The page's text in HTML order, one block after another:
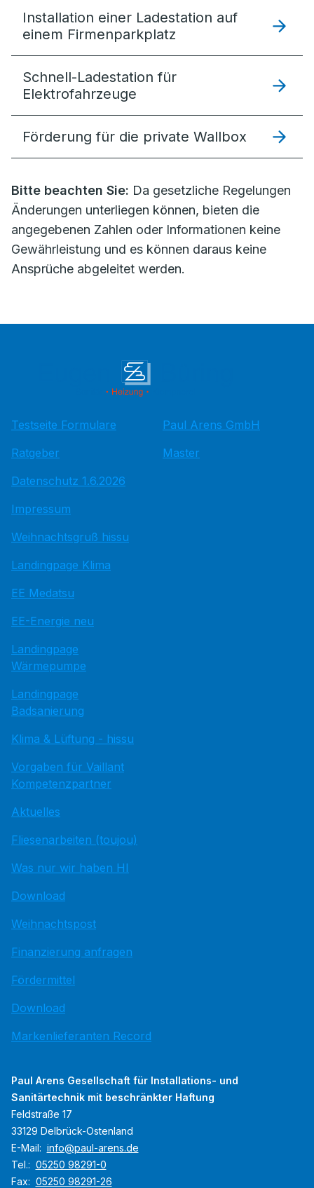
Installation einer Ladestation auf
einem Firmenparkplatz
Schnell-Ladestation für
Elektrofahrzeuge
Förderung für die private Wallbox
Bitte beachten Sie: Da gesetzliche Regelungen
Änderungen unterliegen können, bieten die
angegebenen Zahlen oder Informationen keine
Gewährleistung und es können daraus keine
Ansprüche abgeleitet werden.
Testseite Formulare
Ratgeber
Datenschutz 1.6.2026
Impressum
Weihnachtsgruß hissu
Landingpage Klima
EE Medatsu
EE-Energie neu
Landingpage
Wärmepumpe
Landingpage
Badsanierung
Klima & Lüftung - hissu
Vorgaben für Vaillant
Kompetenzpartner
Aktuelles
Fliesenarbeiten (toujou)
Was nur wir haben HI
Download
Weihnachtspost
Finanzierung anfragen
Fördermittel
Download
Markenlieferanten Record
Paul Arens GmbH
Master
Paul Arens Gesellschaft für Installations- und
Sanitärtechnik mit beschränkter Haftung
Feldstraße 17
33129 Delbrück-Ostenland
E-Mail: info@paul-arens.de
Tel.: 05250 98291-0
Fax: 05250 98291-26